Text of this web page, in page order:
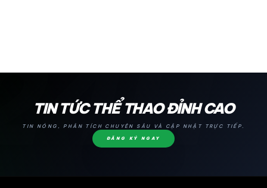
TIN TỨC THỂ THAO ĐỈNH CAO
TIN NÓNG, PHÂN TÍCH CHUYÊN SÂU VÀ CẬP NHẬT TRỰC TIẾP.
ĐĂNG KÝ NGAY